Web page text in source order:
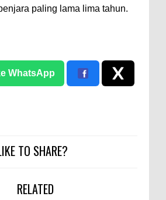
paling lama lima tahun.
WhatsApp
TO SHARE?
RELATED